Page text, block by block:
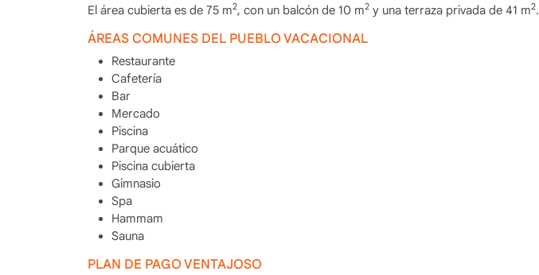
El área cubierta es de 75 m2, con un balcón de 10 m2y una terraza privada de 41 m2.
ÁREAS COMUNES DEL PUEBLO VACACIONAL
Restaurante
Cafetería
Bar
Mercado
Piscina
Parque acuático
Piscina cubierta
Gimnasio
Spa
Hammam
Sauna
PLAN DE PAGO VENTAJOSO